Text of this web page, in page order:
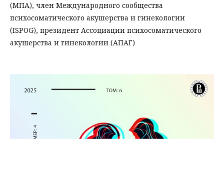
(МПА), член Международного сообщества
психосоматического акушерства и гинекологии
(ISPOG), президент Ассоциации психосоматического
акушерства и гинекологии (АПАГ)